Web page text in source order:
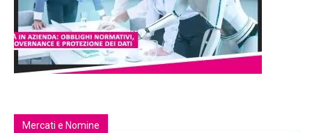
Mercati e Nomine